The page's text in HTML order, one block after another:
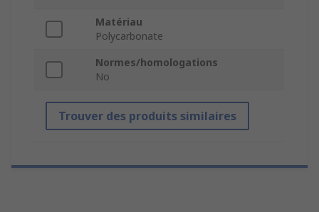
Matériau
Polycarbonate
Normes/homologations
No
Trouver des produits similaires